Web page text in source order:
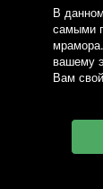
В
самыми
вашему
Вам